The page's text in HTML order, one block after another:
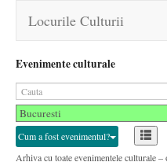
Locurile Culturii
Evenimente culturale
Cum a fost evenimentul?
Arhiva cu toate evenimentele culturale